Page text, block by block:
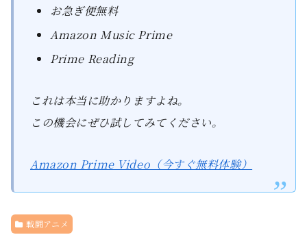
お急ぎ便無料
Amazon Music Prime
Prime Reading
これは本当に助かりますよね。
この機会にぜひ試してみてください。
Amazon Prime Video（今すぐ無料体験）
戦闘アニメ